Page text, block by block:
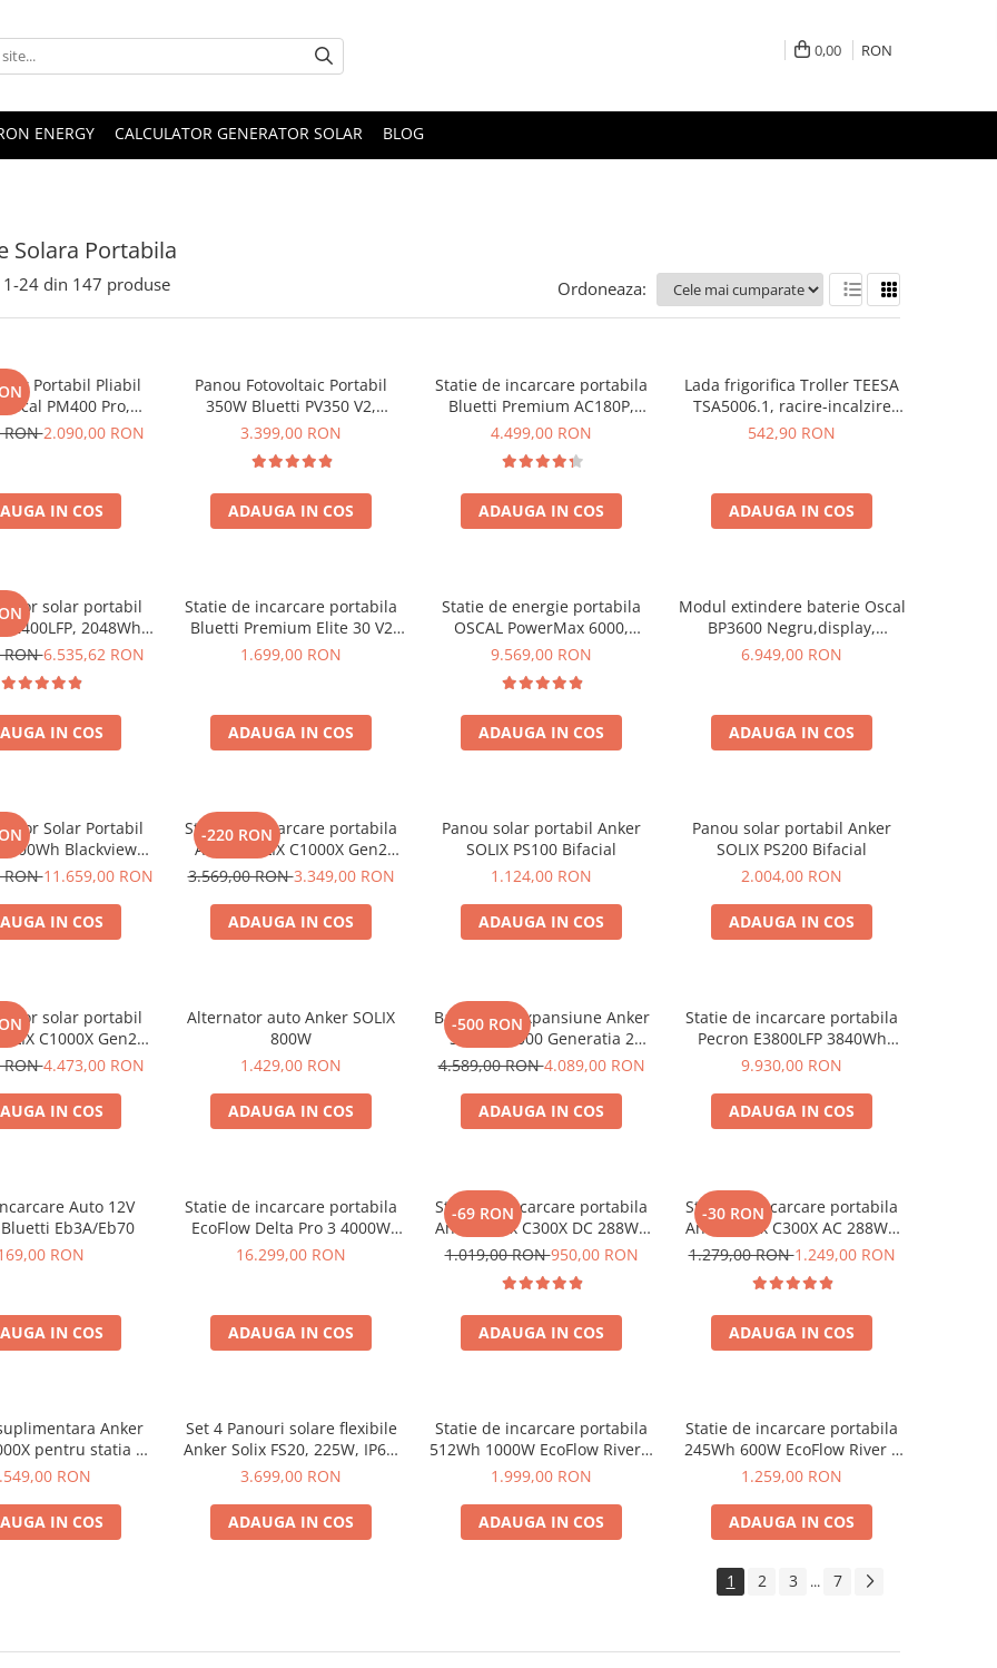
0,00 RON
ENERGY CALCULATOR GENERATOR SOLAR BLOG
Solara Portabila
1-24 din 147 produse Ordoneaza:
Portabil Pliabil
PM400 Pro,
ETFE, IP67
RON2.090,00 RON
IN COS
Panou Fotovoltaic Portabil
350W Bluetti PV350 V2,
Monocristalin, MC4, ETFE,
3.399,00 RON
ADAUGA IN COS
Statie de incarcare portabila
Bluetti Premium AC180P,
Ecran LCD, 1800W, 1440Wh,
4.499,00 RON
ADAUGA IN COS
Lada frigorifica Troller TEESA
TSA5006.1, racire-incalzire
35L, alimentare bricheta auto
542,90 RON
ADAUGA IN COS
solar portabil
E2400LFP, 2048Wh,
Incarcare super
Protectie BMS +
solar 200W
RON6.535,62 RON
IN COS
Statie de incarcare portabila
Bluetti Premium Elite 30 V2
600W 320Wh
1.699,00 RON
ADAUGA IN COS
Statie de energie portabila
OSCAL PowerMax 6000,
6000W (9000W varf), baterie
rapida in 1.96h, 14 porturi,
USB-C 100W, control inteligent
la distanta, functionalitate
UPS
9.569,00 RON
ADAUGA IN COS
Modul extindere baterie Oscal
BP3600 Negru,display,
compatibil cu Oscal PowerMax
6.949,00 RON
ADAUGA IN COS
Solar Portabil
Blackview
PowerMax 6000 +
RON11.659,00 RON
IN COS
-220 RON
Statie de incarcare portabila
Anker SOLIX C1000X Gen2
2000W 1024Wh
3.569,00 RON3.349,00 RON
ADAUGA IN COS
Panou solar portabil Anker
SOLIX PS100 Bifacial
1.124,00 RON
ADAUGA IN COS
Panou solar portabil Anker
SOLIX PS200 Bifacial
2.004,00 RON
ADAUGA IN COS
solar portabil
C1000X Gen2
+ panou 100W
RON4.473,00 RON
IN COS
Alternator auto Anker SOLIX
800W
1.429,00 RON
ADAUGA IN COS
-500 RON
Baterie de expansiune Anker
Solix BP2000 Generatia 2
pentru Anker Solix C2000 Gen
4.589,00 RON4.089,00 RON
ADAUGA IN COS
Statie de incarcare portabila
Pecron E3800LFP 3840Wh
4200W + Carucior CADOU
9.930,00 RON
ADAUGA IN COS
Auto 12V
Eb3A/Eb70
RON
IN COS
Statie de incarcare portabila
EcoFlow Delta Pro 3 4000W
4096Wh
16.299,00 RON
ADAUGA IN COS
-69 RON
Statie de incarcare portabila
Anker Solix C300X DC 288Wh
300W
1.019,00 RON950,00 RON
ADAUGA IN COS
-30 RON
Statie de incarcare portabila
Anker Solix C300X AC 288Wh
300W
1.279,00 RON1.249,00 RON
ADAUGA IN COS
Anker
pentru statia de
portabila Anker
RON
IN COS
Set 4 Panouri solare flexibile
Anker Solix FS20, 225W, IP67,
Tehnologie TOPCon
3.699,00 RON
ADAUGA IN COS
Statie de incarcare portabila
512Wh 1000W EcoFlow River 2
Max
1.999,00 RON
ADAUGA IN COS
Statie de incarcare portabila
245Wh 600W EcoFlow River 3
UPS
1.259,00 RON
ADAUGA IN COS
1 2 3 ... 7